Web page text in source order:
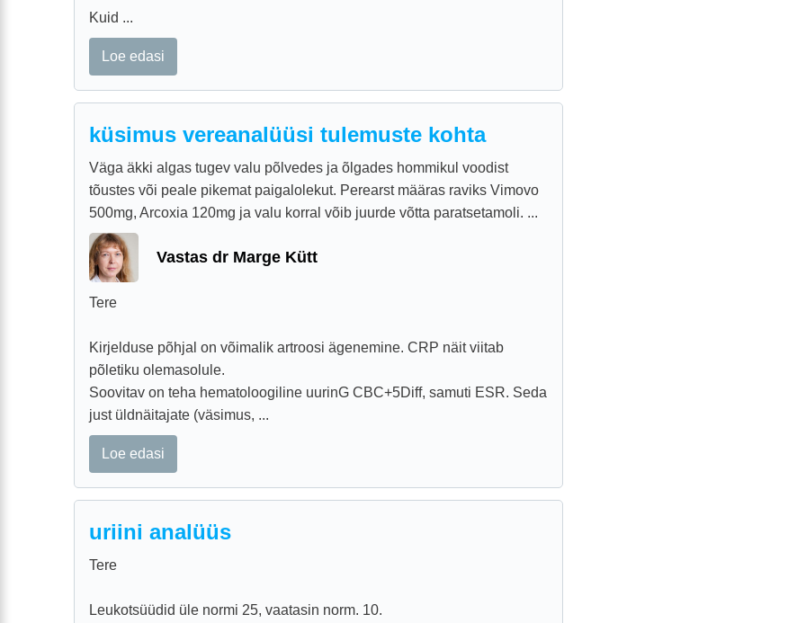
Kuid ...
Loe edasi
küsimus vereanalüüsi tulemuste kohta
Väga äkki algas tugev valu põlvedes ja õlgades hommikul voodist
tõustes või peale pikemat paigalolekut. Perearst määras raviks Vimovo
500mg, Arcoxia 120mg ja valu korral võib juurde võtta paratsetamoli. ...
Vastas dr Marge Kütt
Tere
Kirjelduse põhjal on võimalik artroosi ägenemine. CRP näit viitab
põletiku olemasolule.
Soovitav on teha hematoloogiline uurinG CBC+5Diff, samuti ESR. Seda
just üldnäitajate (väsimus, ...
Loe edasi
uriini analüüs
Tere
Leukotsüüdid üle normi 25, vaatasin norm. 10.